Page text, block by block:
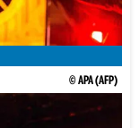
© APA (AFP)